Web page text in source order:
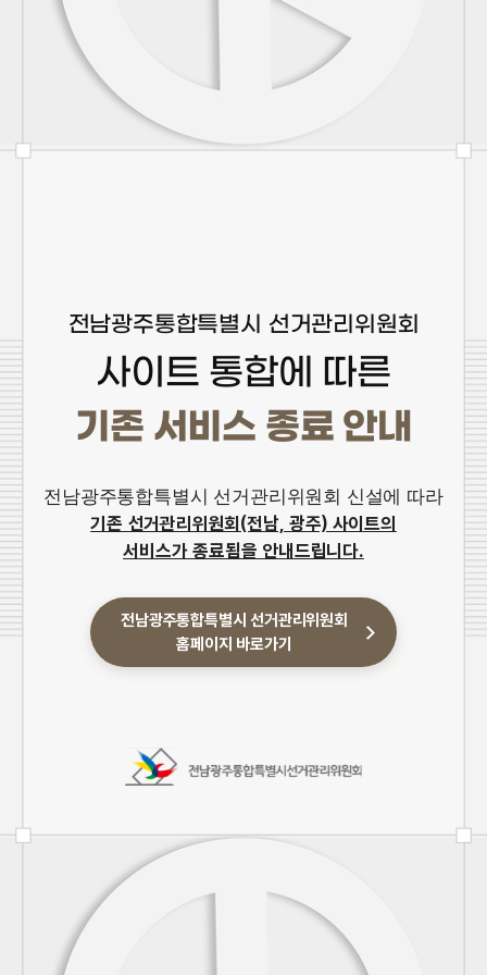
전남광주통합특별시 선거관리위원회
사이트 통합에 따른
기존 서비스 종료 안내
전남광주통합특별시 선거관리위원회 신설에 따라
기존 선거관리위원회(전남, 광주) 사이트의
서비스가 종료됨을 안내드립니다.
전남광주통합특별시 선거관리위원회
홈페이지 바로가기